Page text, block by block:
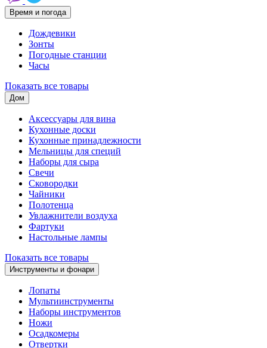
Время и погода
Дождевики
Зонты
Погодные станции
Часы
Показать все товары
Дом
Аксессуары для вина
Кухонные доски
Кухонные принадлежности
Мельницы для специй
Наборы для сыра
Свечи
Сковородки
Чайники
Полотенца
Увлажнители воздуха
Фартуки
Настольные лампы
Показать все товары
Инструменты и фонари
Лопаты
Мультиинструменты
Наборы инструментов
Ножи
Осадкомеры
Отвертки